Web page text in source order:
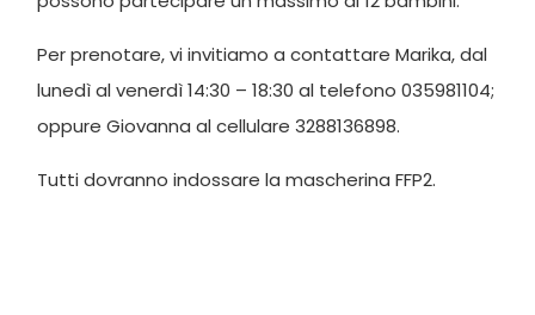
Per prenotare, vi invitiamo a contattare Marika, dal
lunedì al venerdì 14:30 – 18:30 al telefono 035981104;
oppure Giovanna al cellulare 3288136898.
Tutti dovranno indossare la mascherina FFP2.